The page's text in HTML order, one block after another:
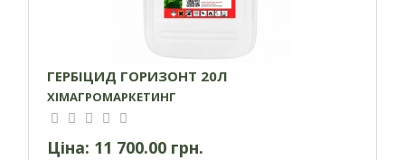
ГЕРБІЦИД ГОРИЗОНТ 20Л
ХІМАГРОМАРКЕТИНГ
Ціна: 11 700.00 грн.